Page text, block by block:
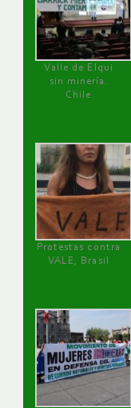
Valle de Elqui
sin minería.
Chile
Protestas contra
VALE, Brasil